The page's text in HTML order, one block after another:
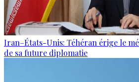
Iran–États-Unis: Téhéran érige le
de sa future diplomatie